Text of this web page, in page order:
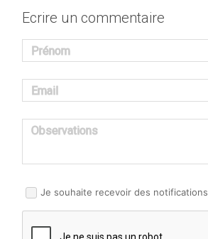
Ecrire un commentaire
Prénom
Email
Observations
Je souhaite recevoir des notifications